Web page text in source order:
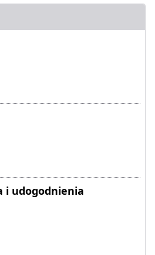
i udogodnienia